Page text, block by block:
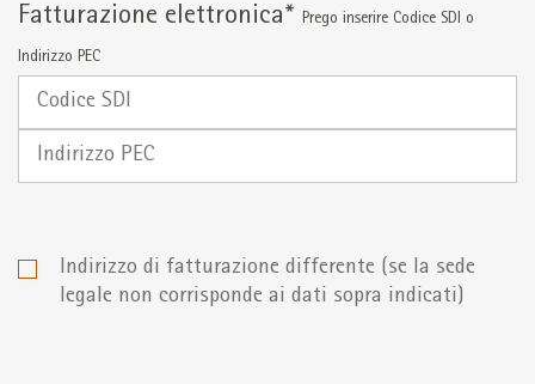
Fatturazione elettronica* Prego inserire Codice SDI o
Indirizzo PEC
Codice
Indirizzo
Indirizzo di fatturazione differente (se la sede
legale non corrisponde ai dati sopra indicati)